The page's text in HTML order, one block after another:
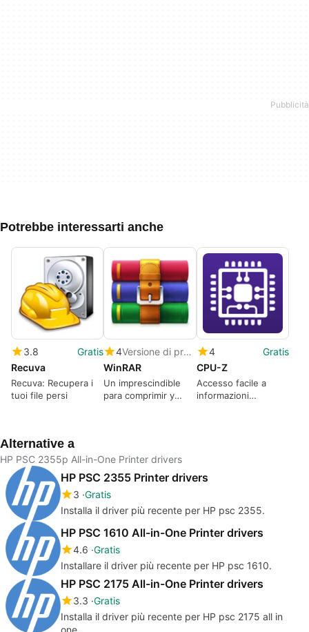
Potrebbe interessarti anche
3.8
Gratis
Recuva
Recuva: Recupera i
tuoi file persi
4
Versione di prova
WinRAR
Un imprescindible
para comprimir y
4
Gratis
CPU-Z
Accesso facile a
informazioni
Alternative a
HP PSC 2355p All-in-One Printer drivers
HP PSC 2355 Printer drivers
3 Gratis
Installa il driver più recente per HP psc 2355.
HP PSC 1610 All-in-One Printer drivers
4.6 Gratis
Installare il driver più recente per HP psc 1610.
HP PSC 2175 All-in-One Printer drivers
3.3 Gratis
Installa il driver più recente per HP psc 2175 all in
one.